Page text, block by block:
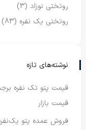
روتختی نوزاد (3)
روتختی یک نفره (83)
نوشته‌های تازه
قیمت پتو تک نفره
قیمت بازار
فروش عمده پتو